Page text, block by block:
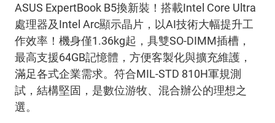
ASUS ExpertBook B5換新裝！搭載Intel Core Ultra
處理器及Intel Arc顯示晶片，以AI技術大幅提升工
作效率！機身僅1.36kg起，具雙SO-DIMM插槽，
最高支援64GB記憶體，方便客製化與擴充維護，
滿足各式企業需求。符合MIL-STD 810H軍規測
試，結構堅固，是數位游牧、混合辦公的理想之
選。